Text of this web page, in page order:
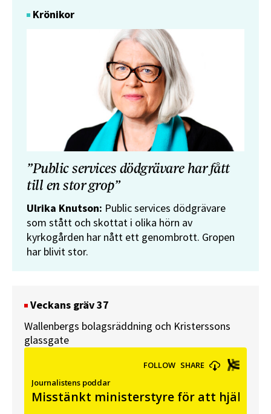
Krönikor
”Public services dödgrävare har fått
till en stor grop”
Ulrika Knutson: Public services dödgrävare
som stått och skottat i olika hörn av
kyrkogården har nått ett genombrott. Gropen
har blivit stor.
Veckans gräv 37
Wallenbergs bolagsräddning och Kristerssons
glassgate